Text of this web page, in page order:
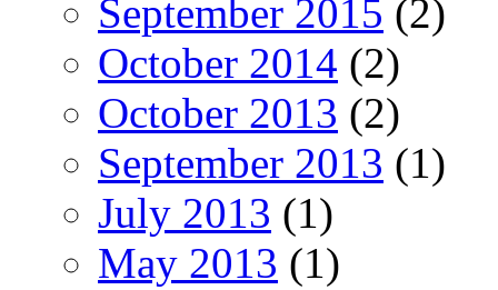
September 2015 (2)
October 2014 (2)
October 2013 (2)
September 2013 (1)
July 2013 (1)
May 2013 (1)